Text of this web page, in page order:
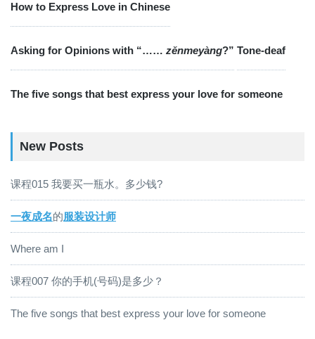
How to Express Love in Chinese
Asking for Opinions with “…… zěnmeyàng?” Tone-deaf
The five songs that best express your love for someone
New Posts
课程015 我要买一瓶水。多少钱?
一夜成名的服装设计师
Where am I
课程007 你的手机(号码)是多少？
The five songs that best express your love for someone